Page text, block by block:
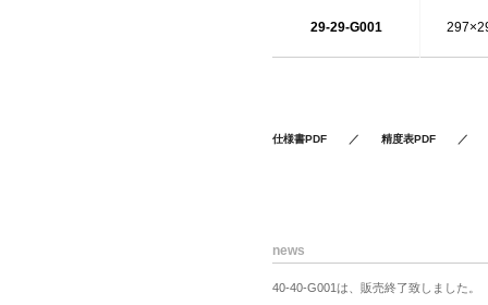
29-29-G001
仕様書PDF ／ 精度表PDF
news
40-40-G001は、販売終了致しました。